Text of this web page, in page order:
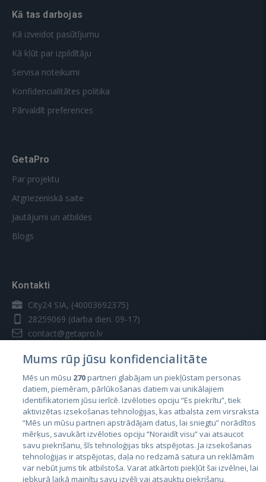
Kā tas darbojas
Kā izveidot pasūtījumu
Kā kļūt par izpildītāju
Servisa noteikumi
Konfidencialitātes politika
Pārvaldīt preferences
GetaPro
Par projektu
Atgriezeniskā saite
Jautājumi un atbildes
Blogs
Kontakti
City24 SIA, (40003692375)
28259069 (darba dien. 09-17)
contact@getapro.lv
Valstis
Igaunija
Latvija
Lietuva
Mums rūp jūsu konfidencialitāte
Mēs un mūsu 270partneri glabājam un piekļūstam personas
datiem, piemēram, pārlūkošanas datiem vai unikālajiem
identifikatoriem jūsu ierīcē. Izvēloties opciju “Es piekrītu”, tiek
aktivizētas izsekošanas tehnoloģijas, kas atbalsta zem virsraksta
“Mēs un mūsu partneri apstrādājam datus, lai sniegtu” norādītos
mērķus, savukārt izvēloties opciju “Noraidīt visu” vai atsaucot
savu piekrišanu, šīs tehnoloģijas tiks atspējotas. Ja izsekošanas
tehnoloģijas ir atspējotas, daļa no redzamā satura un reklāmām
var nebūt jums tik atbilstoša. Varat atkārtoti piekļūt šai izvēlnei, lai
jebkurā laikā mainītu savu izvēli vai atsauktu piekrišanu,